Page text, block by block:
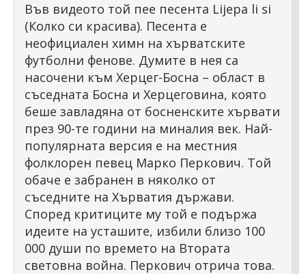
Във видеото той пее песента Lijepa li si
(Колко си красива). Песента е
неофициален химн на хърватските
футболни фенове. Думите в нея са
насочени към Херцег-Босна – област в
съседната Босна и Херцеговина, която
беше завладяна от босненските хървати
през 90-те години на миналия век. Най-
популярната версия е на местния
фолклорен певец Марко Перкович. Той
обаче е забранен в няколко от
съседните на Хърватия държави.
Според критиците му той е подържа
идеите на усташите, избили близо 100
000 души по времето на Втората
световна война. Перкович отрича това.